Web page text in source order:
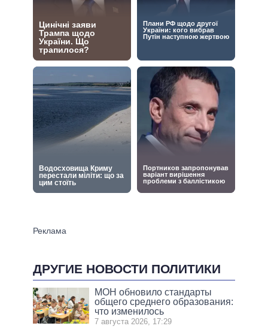
ДРУГИЕ НОВОСТИ ПОЛИТИКИ
МОН обновило стандарты
общего среднего образования:
что изменилось
7 августа 2026, 17:29